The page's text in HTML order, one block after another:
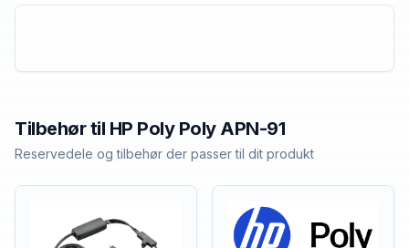
Tilbehør til HP Poly Poly APN-91
Reservedele og tilbehør der passer til dit produkt